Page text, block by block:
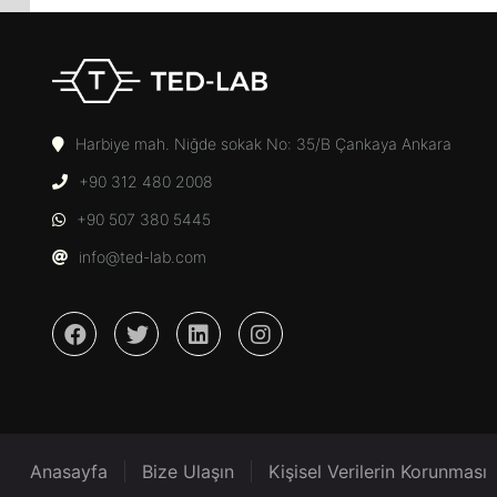
Harbiye mah. Niğde sokak No: 35/B Çankaya Ankara
+90 312 480 2008
+90 507 380 5445
info@ted-lab.com
Anasayfa Bize Ulaşın Kişisel Verilerin Korunması